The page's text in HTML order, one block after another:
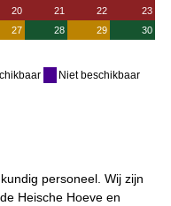
20 21 22 23
27 28 29 30
Niet beschikbaar
personeel. Wij zijn
Heische Hoeve en